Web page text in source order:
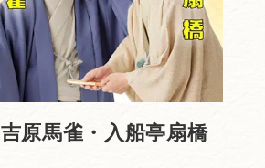
吉原馬雀・入船亭扇橋